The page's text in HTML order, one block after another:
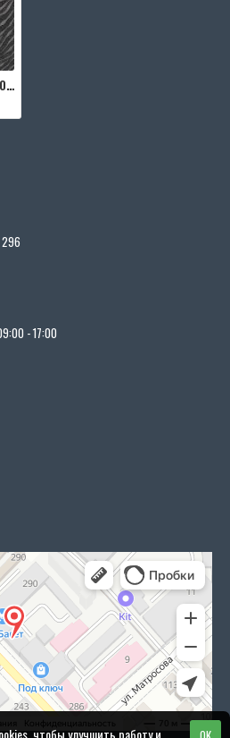
Andrea Grifoni Peterhof 7004-2
296
- 17:00
чтобы улучшить работу и